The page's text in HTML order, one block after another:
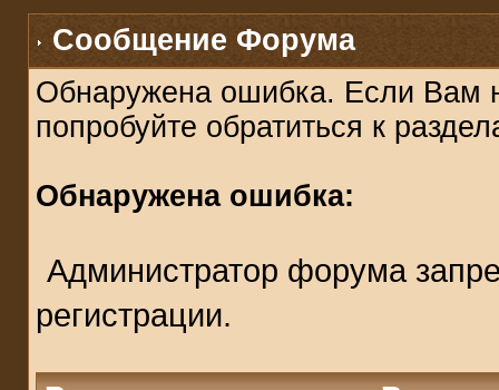
Сообщение Форума
Обнаружена ошибка. Если Вам
попробуйте обратиться к
Обнаружена ошибка:
Администратор форума
регистрации.